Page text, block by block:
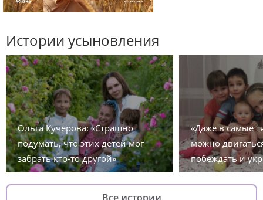
Истории усыновления
Ольга Кучерова: «Страшно
подумать, что этих детей мог
забрать кто-то другой»
«Даже в самые
можно
побеждать и